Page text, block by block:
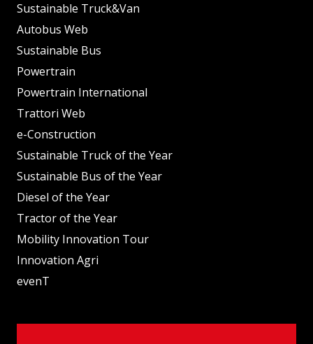
Sustainable Truck&Van
Autobus Web
Sustainable Bus
Powertrain
Powertrain International
Trattori Web
e-Construction
Sustainable Truck of the Year
Sustainable Bus of the Year
Diesel of the Year
Tractor of the Year
Mobility Innovation Tour
Innovation Agri
evenT